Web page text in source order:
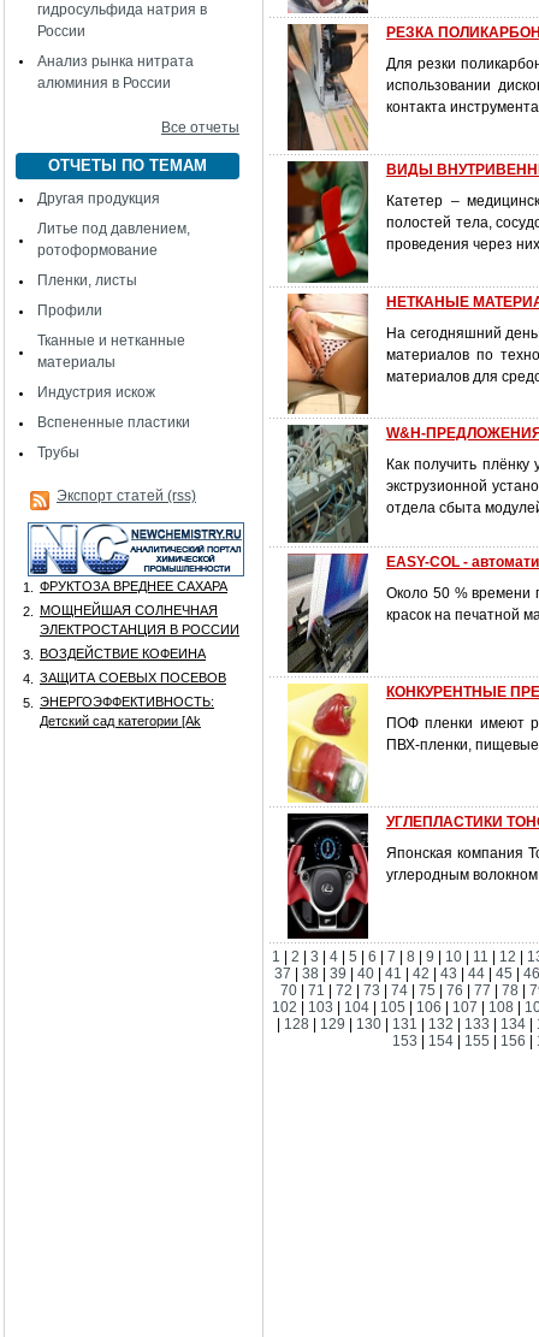
гидросульфида натрия в
России
Анализ рынка нитрата
алюминия в России
Все отчеты
ОТЧЕТЫ ПО ТЕМАМ
Другая продукция
Литье под давлением,
ротоформование
Пленки, листы
Профили
Тканные и нетканные
материалы
Индустрия искож
Вспененные пластики
Трубы
Экспорт статей (rss)
1.
ФРУКТОЗА ВРЕДНЕЕ САХАРА
2.
МОЩНЕЙШАЯ СОЛНЕЧНАЯ
ЭЛЕКТРОСТАНЦИЯ В РОССИИ
3.
ВОЗДЕЙСТВИЕ КОФЕИНА
4.
ЗАЩИТА СОЕВЫХ ПОСЕВОВ
5.
ЭНЕРГОЭФФЕКТИВНОСТЬ:
Детский сад категории [Аk
РЕЗКА
Для резки
использовании
контакта
ВИДЫ
Катетер –
полостей тела,
проведения через
НЕТКАНЫЕ
На сегодняшний
материалов по
материалов для
W&H-
Как получить
экструзионной
отдела сбыта
EASY-COL -
Около 50 % времени
красок на печатной
КОНКУРЕНТНЫЕ
ПОФ пленки имеют
ПВХ-пленки,
УГЛЕПЛАСТИКИ
Японская компания
углеродным
1 2 3 4 5 6 7 8 9 10 11 12
37
|38 |39 |40 |41 |42 |43 |44 |45 |
70
71 72 73 74 75 76 77 78
102
103 104 105 106 107 108
128 129 130 131 132 133 134
153
154 155 156